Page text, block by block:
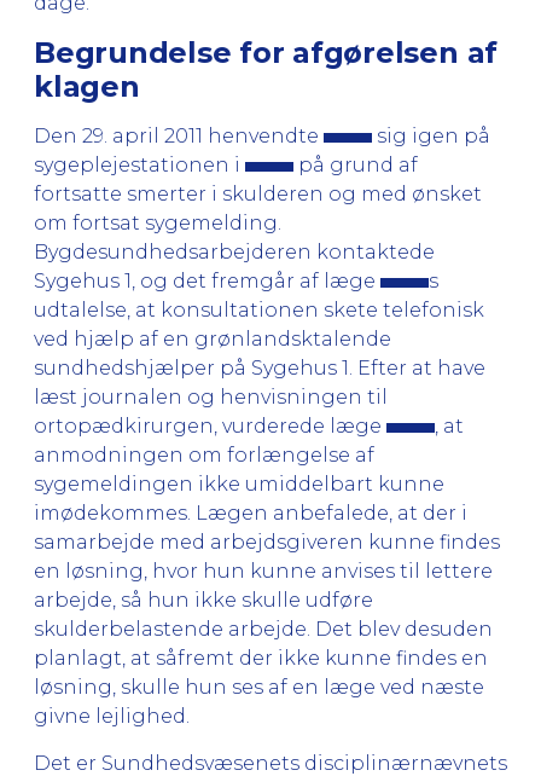
Begrundelse for afgørelsen af
klagen
Den 29. april 2011 henvendte
sig igen på
sygeplejestationen i
på grund af
fortsatte smerter i skulderen og med ønsket
om fortsat sygemelding.
Bygdesundhedsarbejderen kontaktede
Sygehus 1, og det fremgår af læge
s
udtalelse, at konsultationen skete telefonisk
ved hjælp af en grønlandsktalende
sundhedshjælper på Sygehus 1. Efter at have
læst journalen og henvisningen til
ortopædkirurgen, vurderede læge
, at
anmodningen om forlængelse af
sygemeldingen ikke umiddelbart kunne
imødekommes. Lægen anbefalede, at der i
samarbejde med arbejdsgiveren kunne findes
en løsning, hvor hun kunne anvises til lettere
arbejde, så hun ikke skulle udføre
skulderbelastende arbejde. Det blev desuden
planlagt, at såfremt der ikke kunne findes en
løsning, skulle hun ses af en læge ved næste
givne lejlighed.
Det er Sundhedsvæsenets disciplinærnævnets